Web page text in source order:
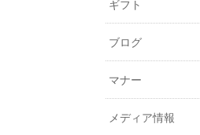
ギフト
ブログ
マナー
メディア情報